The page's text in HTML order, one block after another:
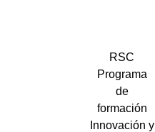
RSC
Programa
de
formación
Innovación y